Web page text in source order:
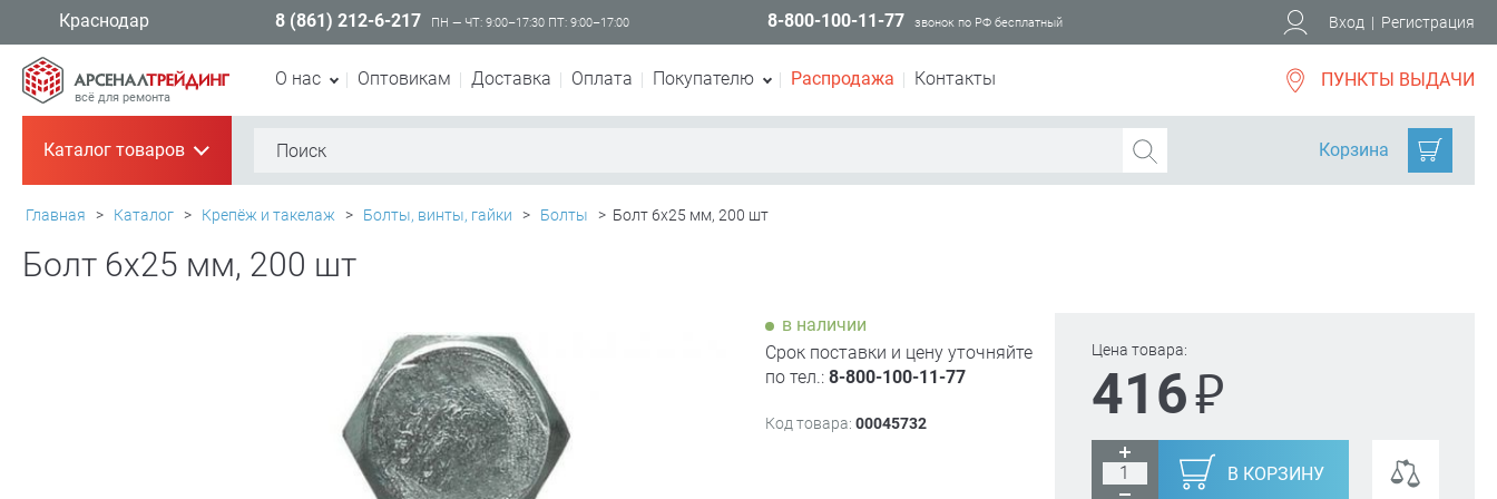
Краснодар 8 (861) 212-6-217 ПН — ЧТ: 9:00–17:30 ПТ: 9:00–17:00 8-800-100-11-77 звонок по РФ бесплатный Вход | Регистрация
всё для ремонта
О нас Оптовикам Доставка Оплата Покупателю Распродажа Контакты ПУНКТЫ ВЫДАЧИ
Каталог товаров+ Корзина
Главная > Каталог > Крепёж и такелаж > Болты, винты, гайки > Болты > Болт 6х25 мм, 200 шт
Болт 6х25 мм, 200 шт
Цена товара:
416₽
В КОРЗИНУ
в наличии
Срок поставки и цену уточняйте
по тел.:8-800-100-11-77
Код товара: 00045732